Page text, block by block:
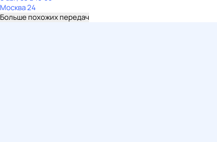
Москва 24
Больше похожих передач